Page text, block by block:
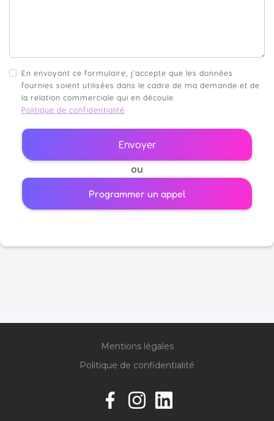
En envoyant ce formulaire, j’accepte que les données
fournies soient utilisées dans le cadre de ma demande et de
la relation commerciale qui en découle.
Politique de confidentialité
ou
Programmer un appel
Mentions légales
Politique de confidentialité